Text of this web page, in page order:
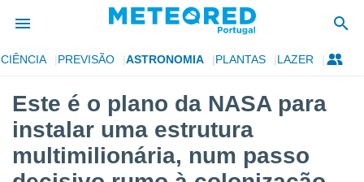
da
foi
para
as
CIÊNCIA PREVISÃO ASTRONOMIA PLANTAS LAZER
Este é o plano da NASA para
instalar uma estrutura
multimilionária, num passo